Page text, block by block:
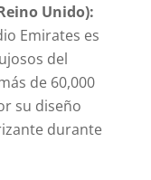
Unido):
Emirates es
del
de 60,000
su diseño
durante